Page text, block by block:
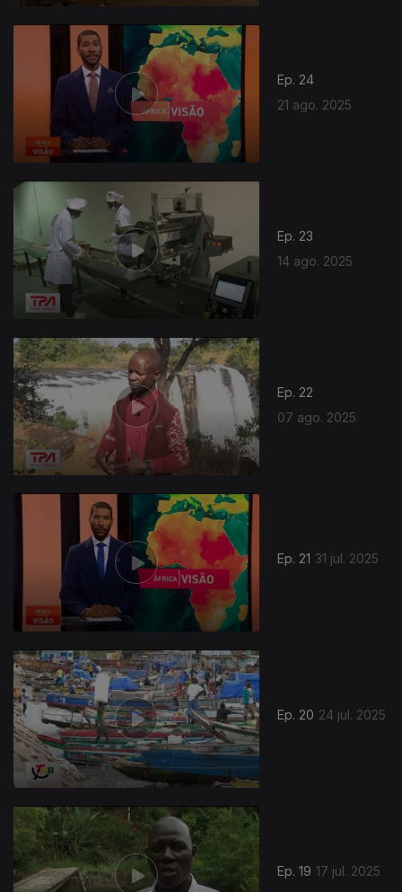
Ep. 24
21 ago. 2025
Ep. 23
14 ago. 2025
Ep. 22
07 ago. 2025
Ep. 21 31 jul. 2025
Ep. 20 24 jul. 2025
Ep. 19 17 jul. 2025